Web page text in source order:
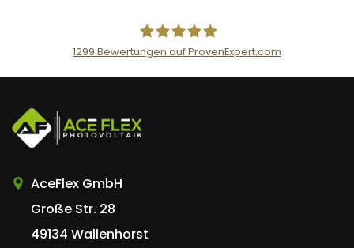
AceFlex GmbH
1299 Bewertungen auf ProvenExpert.com
AceFlex GmbH
Große Str. 28
49134 Wallenhorst